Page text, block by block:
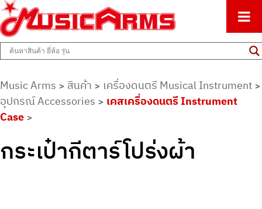
Music Arms
ศูนย์รวมครื่องดนตรีทุกชนิด ตั้งแต่เริ่มต้นถึงมืออาชีพ
Music Arms > สินค้า > เครื่องดนตรี Musical Instrument >
อุปกรณ์ Accessories > เคสเครื่องดนตรี Instrument
Case >
กระเป๋ากีตาร์โปร่งผ้า